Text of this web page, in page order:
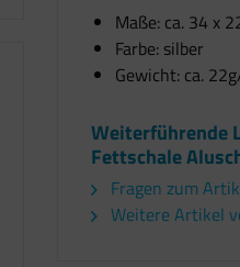
Maße: ca. 34 x
Farbe: silber
Gewicht: ca.
Weiterführende
Fettschale
Fragen zum
Weitere Artikel